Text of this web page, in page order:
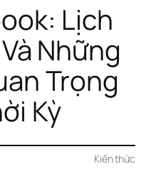
Lịch
Những
Trọng
Kỳ
Kiến thức